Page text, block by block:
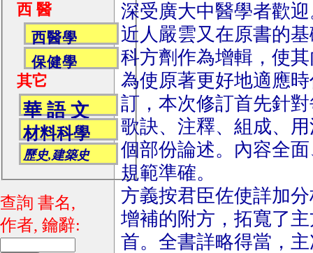
西 醫
西醫學
保健學
其它
華 語 文
材料科學
歷史,建築史
查詢 書名,
作者, 鑰辭:
深受廣大中醫學者歡
近人嚴雲又在原書的
科方劑作為增輯，使
為使原著更好地適應
訂，本次修訂首先針
歌訣、注釋、組成、
個部份論述。內容全
規範準確。
方義按君臣佐使詳加
增補的附方，拓寬了
首。全書詳略得當，